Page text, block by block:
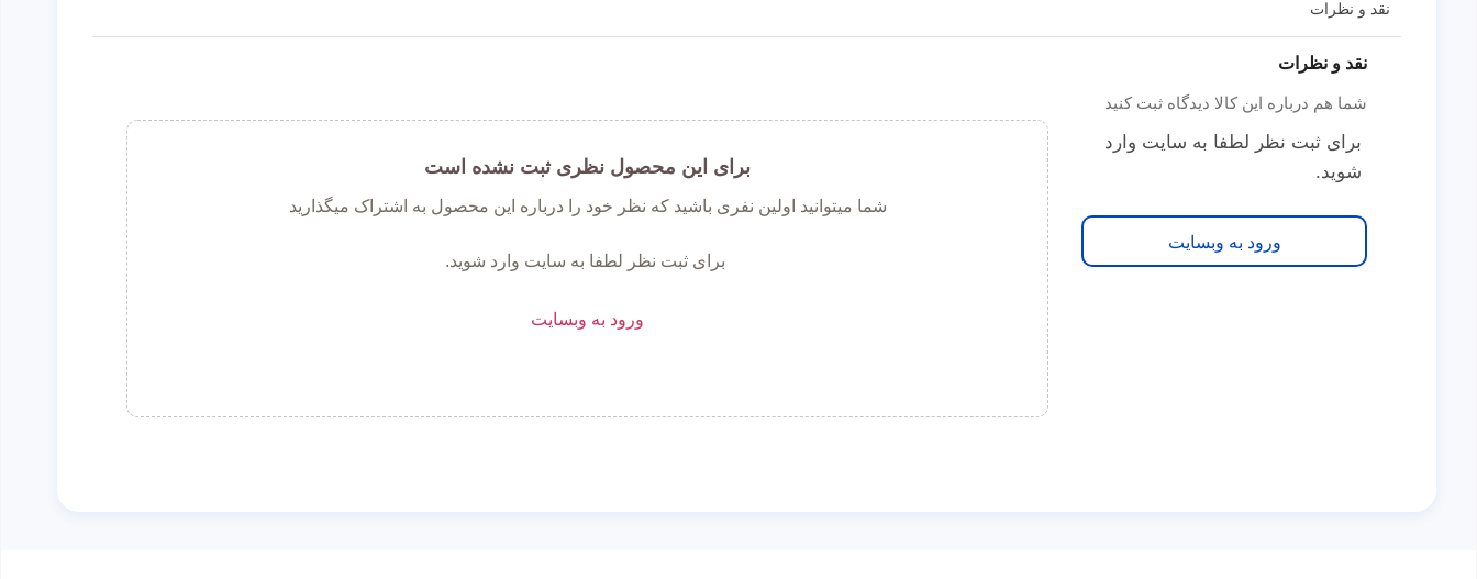
نقد و نظرات
نقد و نظرات
شما هم درباره این کالا دیدگاه ثبت کنید
برای ثبت نظر لطفا به سایت وارد
شوید.
ورود به وبسایت
برای این محصول نظری ثبت نشده است
شما میتوانید اولین نفری باشید که نظر خود را درباره این محصول به اشتراک میگذارید
برای ثبت نظر لطفا به سایت وارد شوید.
ورود به وبسایت